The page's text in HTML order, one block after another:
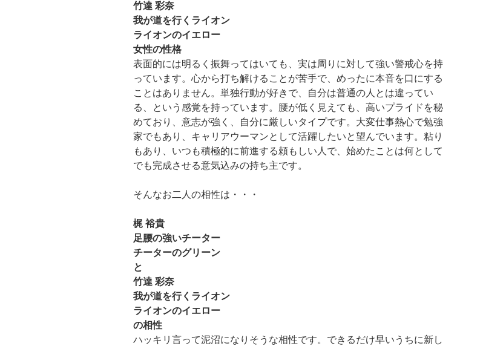
竹達 彩奈
我が道を行くライオン
ライオンのイエロー
女性の性格
表面的には明るく振舞ってはいても、実は周りに対して強い警戒心を持
っています。心から打ち解けることが苦手で、めったに本音を口にする
ことはありません。単独行動が好きで、自分は普通の人とは違ってい
る、という感覚を持っています。腰が低く見えても、高いプライドを秘
めており、意志が強く、自分に厳しいタイプです。大変仕事熱心で勉強
家でもあり、キャリアウーマンとして活躍したいと望んでいます。粘り
もあり、いつも積極的に前進する頼もしい人で、始めたことは何として
でも完成させる意気込みの持ち主です。
そんなお二人の相性は・・・
梶 裕貴
足腰の強いチーター
チーターのグリーン
と
竹達 彩奈
我が道を行くライオン
ライオンのイエロー
の相性
ハッキリ言って泥沼になりそうな相性です。できるだけ早いうちに新し